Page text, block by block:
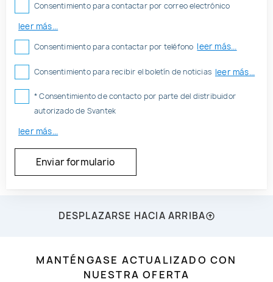
Consentimiento para contactar por correo electrónico
leer más...
Consentimiento para contactar por teléfono leer más...
Consentimiento para recibir el boletín de noticias leer más...
* Consentimiento de contacto por parte del distribuidor
autorizado de Svantek
leer más...
DESPLAZARSE HACIA ARRIBA
MANTÉNGASE ACTUALIZADO CON
NUESTRA OFERTA